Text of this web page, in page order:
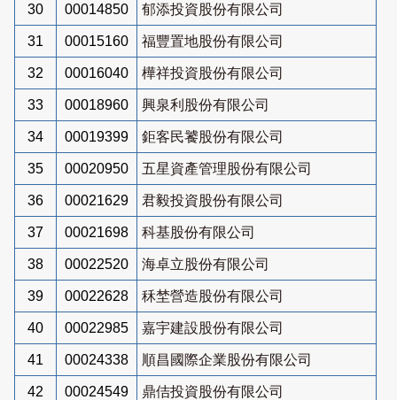
30 00014850 郁添投資股份有限公司
31 00015160 福豐置地股份有限公司
32 00016040 樺祥投資股份有限公司
33 00018960 興泉利股份有限公司
34 00019399 鉅客民饕股份有限公司
35 00020950 五星資產管理股份有限公司
36 00021629 君毅投資股份有限公司
37 00021698 科基股份有限公司
38 00022520 海卓立股份有限公司
39 00022628 秝埜營造股份有限公司
40 00022985 嘉宇建設股份有限公司
41 00024338 順昌國際企業股份有限公司
42 00024549 鼎佶投資股份有限公司